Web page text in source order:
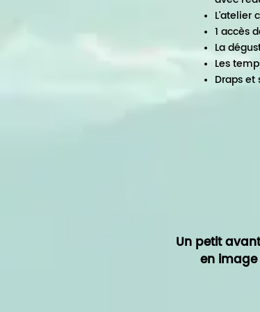
L'atelier
1 accès
La
Les
Draps
Un petit
en image